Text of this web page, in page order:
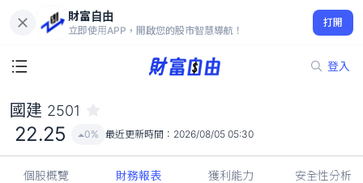
財富自由
立即使用APP，開啟您的股市智慧導航！
打開
登入
22.25
0%
國建 2501
22.25 0% 最近更新時間： 2026/08/05 05:30
個股概覽 財務報表 獲利能力 安全性分析